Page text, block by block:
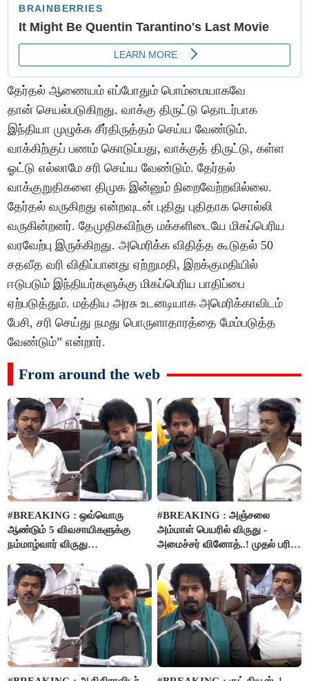
தேர்தல் ஆணையம் எப்போதும் பொம்மையாகவே
தான் செயல்படுகிறது. வாக்கு திருட்டு தொடர்பாக
இந்தியா முழுக்க சீர்திருத்தம் செய்ய வேண்டும்.
வாக்கிற்குப் பணம் கொடுப்பது, வாக்குத் திருட்டு, கள்ள
ஓட்டு எல்லாமே சரி செய்ய வேண்டும். தேர்தல்
வாக்குறுதிகளை திமுக இன்னும் நிறைவேற்றவில்லை.
தேர்தல் வருகிறது என்றவுடன் புதிது புதிதாக சொல்லி
வருகின்றனர். தேமுதிகவிற்கு மக்களிடையே மிகப்பெரிய
வரவேற்பு இருக்கிறது. அமெரிக்க விதித்த கூடுதல் 50
சதவீத வரி விதிப்பானது ஏற்றுமதி, இறக்குமதியில்
ஈடுபடும் இந்தியர்களுக்கு மிகப்பெரிய பாதிப்பை
ஏற்படுத்தும். மத்திய அரசு உடனடியாக அமெரிக்காவிடம்
பேசி, சரி செய்து நமது பொருளாதாரத்தை மேம்படுத்த
வேண்டும்” என்றார்.
From around the web
#BREAKING : ஒவ்வொரு
ஆண்டும் 5 விவசாயிகளுக்கு
நம்மாழ்வார் விருது
#BREAKING : அஞ்சலை
அம்மாள் பெயரில் விருது -
அமைச்சர் வினோத்..! முதல் பரிசு